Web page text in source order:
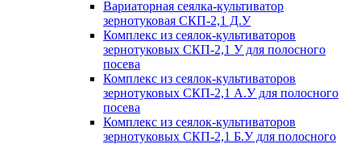
Вариаторная сеялка-культиватор
зернотуковая СКП-2,1 Д.У
Комплекс из сеялок-культиваторов
зернотуковых СКП-2,1 У для полосного
посева
Комплекс из сеялок-культиваторов
зернотуковых СКП-2,1 А.У для полосного
посева
Комплекс из сеялок-культиваторов
зернотуковых СКП-2,1 Б.У для полосного